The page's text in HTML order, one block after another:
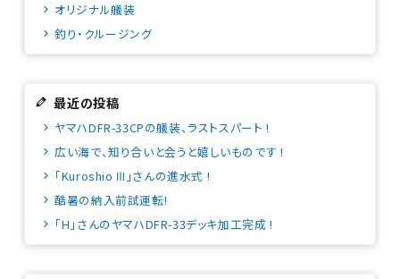
オリジナル艤装
釣り・クルージング
最近の投稿
ヤマハDFR-33CPの艤装、ラストスパート !
広い海で、知り合いと会うと嬉しいものです !
「Kuroshio Ⅲ」さんの進水式 !
酷暑の納入前試運転!
「H」さんのヤマハDFR-33デッキ加工完成 !